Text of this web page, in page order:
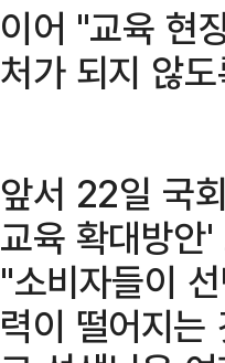
이어 "교육 현
처가 되지 않
앞서 22일 국
교육 확대방안
"소비자들이
력이 떨어지는